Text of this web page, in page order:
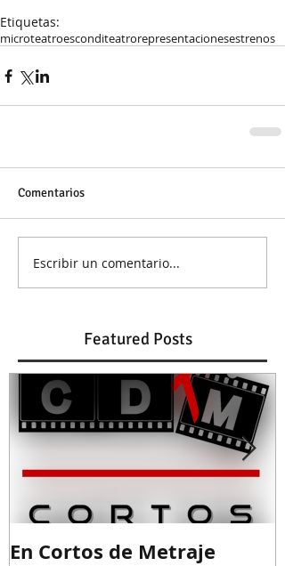
Etiquetas:
microteatroesconditeatrorepresentacionesestrenos
Comentarios
Escribir un comentario...
Featured Posts
En Cortos de Metraje